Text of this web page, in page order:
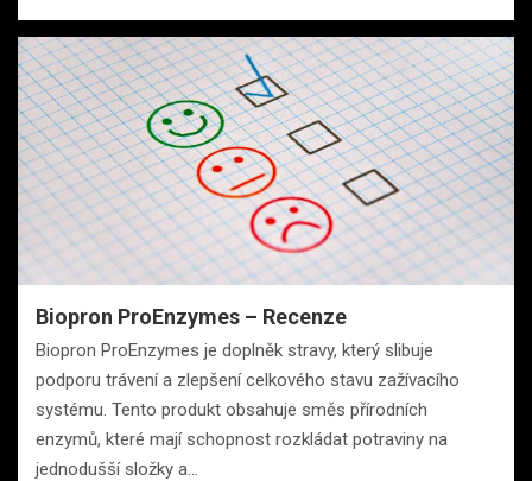
Biopron ProEnzymes – Recenze
Biopron ProEnzymes je doplněk stravy, který slibuje
podporu trávení a zlepšení celkového stavu zažívacího
systému. Tento produkt obsahuje směs přírodních
enzymů, které mají schopnost rozkládat potraviny na
jednodušší složky a…